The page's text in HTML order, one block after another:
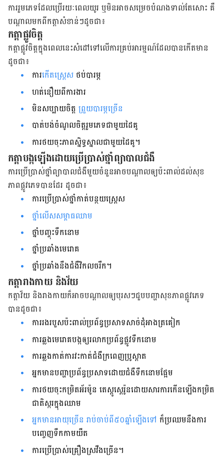
ការរួមភេទដែលប្រើរយៈពេលយូរ ឬមិនអាចសម្រេចបំណងទាល់តែសោះ គឺ
បណ្ដាលមកពីកត្ដាសំខាន់ៗដូចជា៖
កត្ដាផ្លូវចិត្ដ
កត្ដាផ្លូវចិត្ដក្នុងពេលនេះសំដៅទៅលើការគ្រប់អារម្មណ៍ដែលបានកើតមាន
ដូចជា៖
ការកើតស្ដ្រេស ថប់បារម្ភ
ហត់នឿយពីការងារ
មិនសប្បាយចិត្ដ ព្រួយបារម្ភច្រើន
បាត់បង់ចំណូលចិត្ដរួមភេទជាមួយដៃគូ
ការថយចុះភាពស្និទ្ធស្នាលជាមួយដៃគូ។
កត្ដាបង្កឡើងដោយប្រើប្រាស់ថ្នាំព្យាបាលជំងឺ
ការប្រើប្រាស់ថ្នាំព្យាបាលជំងឺមួយចំនួនអាចបណ្ដាលឲ្យប៉ះពាល់ដល់សុខ
ភាពផ្លូវភេទបានដែរ ដូចជា៖
ការប្រើប្រាស់ថ្នាំកាត់បន្ថយស្ដ្រេស
ថ្នាំលើសសម្ពាធឈាម
ថ្នាំបញ្ចុះទឹកនោម
ថ្នាំប្រឆាំងមេរោគ
ថ្នាំប្រឆាំងនឹងជំងឺវិកលចរឹក។
កត្ដារាងកាយ និងវ័យ
កត្ដាវ័យ និងរាងកាយក៏អាចបណ្ដាលឲ្យបុរសៗជួបបញ្ហាសុខភាពផ្លូវភេទ
បានដូចជា៖
ការរងរបួសប៉ះពាល់ប្រព័ន្ធប្រសាទសាច់ដុំអាងត្រគៀក
ការឆ្លងមេរោគបង្កឲ្យរលាកប្រព័ន្ធផ្លូវទឹកនោម
ការឆ្លងកាត់ការវះកាត់ជំងឺក្រពេញប្រូស្ដាត
អ្នកមានបញ្ហាប្រព័ន្ធប្រសាទដោយជំងឺទឹកនោមផ្អែម
ការថយចុះកម្រិតអ័រម៉ូន តេស្ដូស្ដេរ៉ូនដោយសារការកើនឡើងកម្រិត
ជាតិស្ករក្នុងឈាម
អ្នកមានអាយុច្រើន រាប់ចាប់ពី៥០ឆ្នាំឡើងទៅ ក៏ប្រឈមនឹងការ
បញ្ចេញទឹកកាមយឺត
ការប្រើប្រាស់គ្រឿងស្រវឹងច្រើន។